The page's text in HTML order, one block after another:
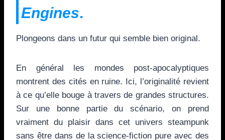
Engines.
Plongeons dans un futur qui semble bien original.
En général les mondes post-apocalyptiques
montrent des cités en ruine. Ici, l’originalité revient
à ce qu’elle bouge à travers de grandes structures.
Sur une bonne partie du scénario, on prend
vraiment du plaisir dans cet univers steampunk
sans être dans de la science-fiction pure avec des